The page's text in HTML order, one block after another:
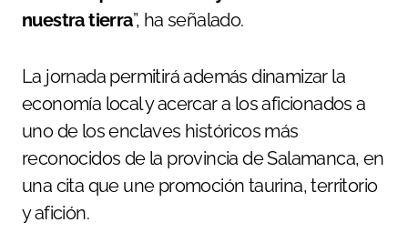
nuestra tierra”, ha señalado.
La jornada permitirá además dinamizar la
economía local y acercar a los aficionados a
uno de los enclaves históricos más
reconocidos de la provincia de Salamanca, en
una cita que une promoción taurina, territorio
y afición.